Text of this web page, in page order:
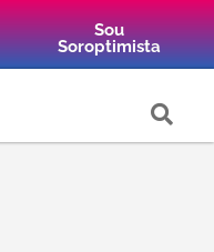
Sou
Soroptimista